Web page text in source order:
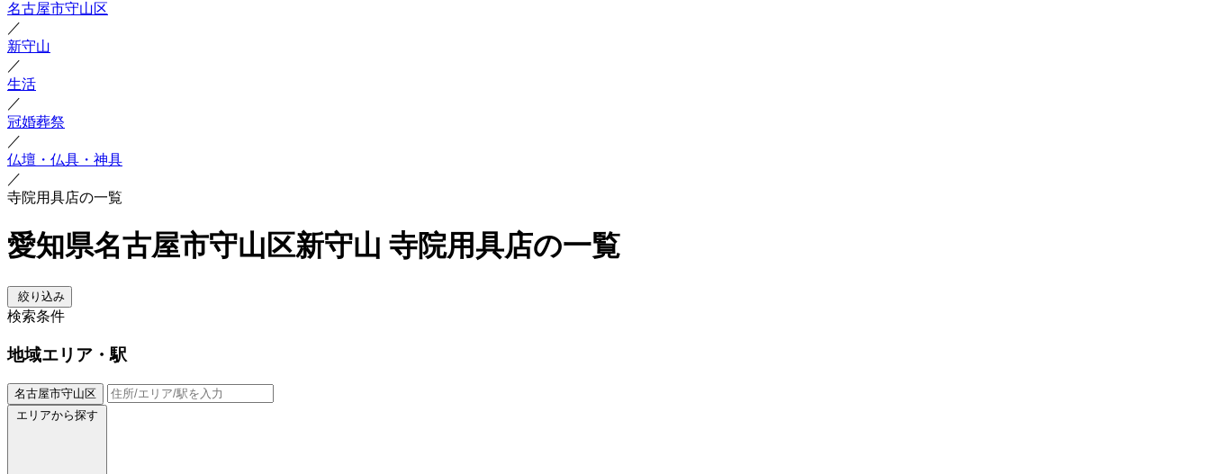
名古屋市守山区
／
新守山
／
生活
／
冠婚葬祭
／
仏壇・仏具・神具
／
寺院用具店の一覧
愛知県名古屋市守山区新守山 寺院用具店の一覧
絞り込み
検索条件
地域エリア・駅
名古屋市守山区
エリアから探す